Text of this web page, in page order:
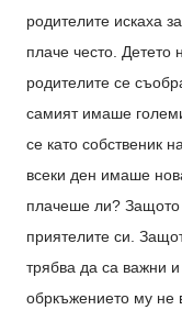
родителите искаха
плаче често.
родителите се
самият имаше
се като собственик
всеки ден имаше
плачеше ли?
приятелите си.
трябва да са важни
обркъжението му не